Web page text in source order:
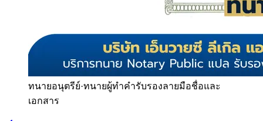
ทนายอนุตรีย์·ทนายผู้ทำคำรับรองลายมือชื่อและ
เอกสาร